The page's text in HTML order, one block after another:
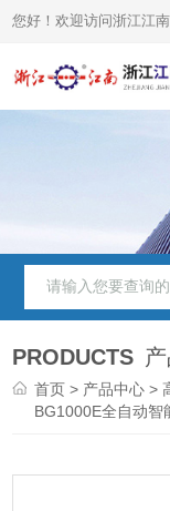
您好！欢迎访问浙江江
PRODUCTS
首页 > 产品中心 >
BG1000E全自动智